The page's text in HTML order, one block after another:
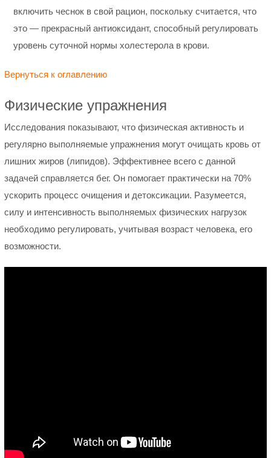
включить чеснок в свой рацион, поскольку считается, что
это — прекрасный антиоксидант, способный регулировать
уровень суточной нормы холестерола в крови.
Вернуться к оглавлению
Физические упражнения
Исследования показывают, что физическая активность и
регулярно выполняемые упражнения могут очищать кровь от
лишних жиров (липидов). Эффективнее всего с данной
задачей справляется бег. Он помогает практически на 70%
ускорить процесс очищения и детоксикации. Разумеется,
силу и интенсивность выполняемых физических нагрузок
необходимо регулировать, учитывая возраст человека, его
возможности.